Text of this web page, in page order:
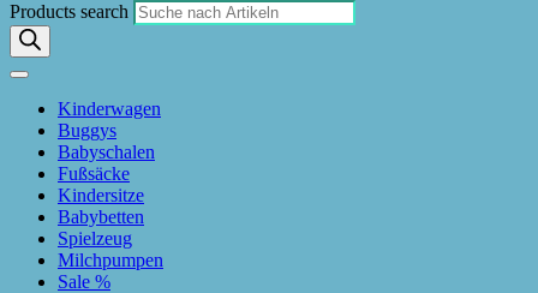
Products search
Kinderwagen
Buggys
Babyschalen
Fußsäcke
Kindersitze
Babybetten
Spielzeug
Milchpumpen
Sale %